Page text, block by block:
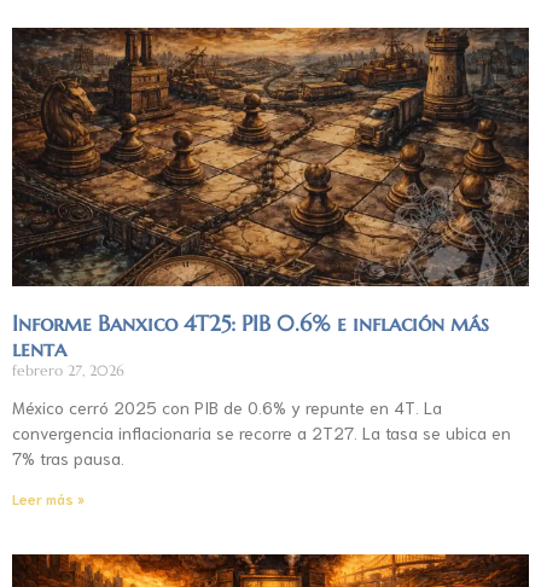
Informe Banxico 4T25: PIB 0.6% e inflación más
lenta
febrero 27, 2026
México cerró 2025 con PIB de 0.6% y repunte en 4T. La
convergencia inflacionaria se recorre a 2T27. La tasa se ubica en
7% tras pausa.
Leer más »